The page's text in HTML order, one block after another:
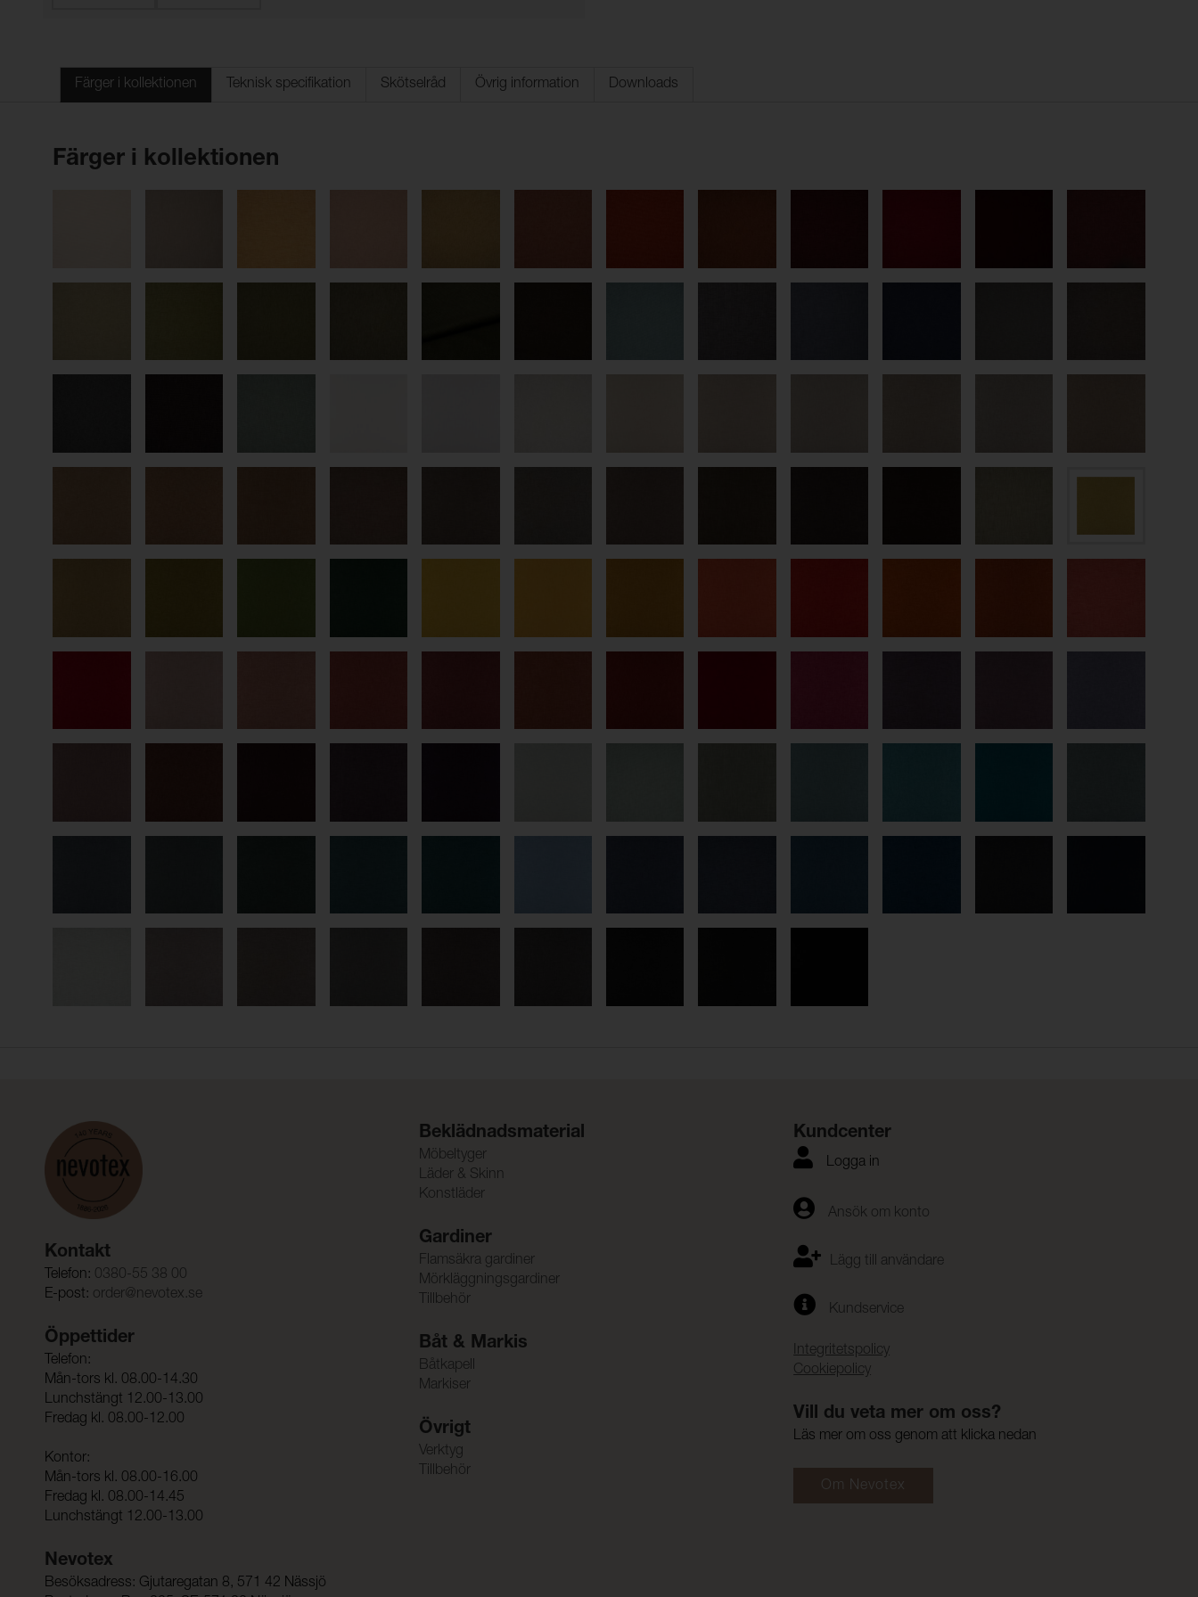
Färger i kollektionen Teknisk specifikation Skötselråd Övrig information Downloads
Färger i kollektionen
Kontakt
Telefon: 0380-55 38 00
E-post: order@nevotex.se
Öppettider
Telefon:
Mån-tors kl. 08.00-14.30
Lunchstängt 12.00-13.00
Fredag kl. 08.00-12.00
Kontor:
Mån-tors kl. 08.00-16.00
Fredag kl. 08.00-14.45
Lunchstängt 12.00-13.00
Nevotex
Besöksadress: Gjutaregatan 8, 571 42 Nässjö
Beklädnadsmaterial
Möbeltyger
Läder & Skinn
Konstläder
Gardiner
Flamsäkra gardiner
Mörkläggningsgardiner
Tillbehör
Båt & Markis
Båtkapell
Markiser
Övrigt
Verktyg
Tillbehör
Kundcenter
Logga in
Ansök om konto
Lägg till användare
Kundservice
Integritetspolicy
Cookiepolicy
Vill du veta mer om oss?
Läs mer om oss genom att klicka nedan
Om Nevotex